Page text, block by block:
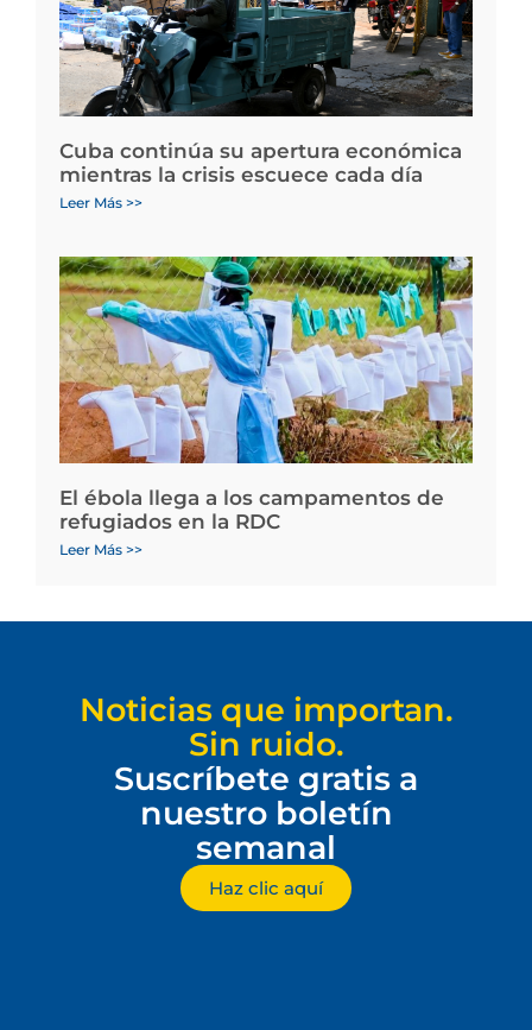
Cuba continúa su apertura económica
mientras la crisis escuece cada día
Leer Más >>
El ébola llega a los campamentos de
refugiados en la RDC
Leer Más >>
Noticias que importan.
Sin ruido.
Suscríbete gratis a
nuestro boletín
semanal
Haz clic aquí